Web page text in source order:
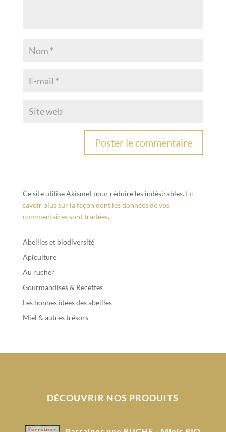
Ce site utilise Akismet pour réduire les indésirables. En
savoir plus sur la façon dont les données de vos
commentaires sont traitées.
Abeilles et biodiversité
Apiculture
Au rucher
Gourmandises & Recettes
Les bonnes idées des abeilles
Miel & autres trésors
DÉCOUVRIR NOS PRODUITS